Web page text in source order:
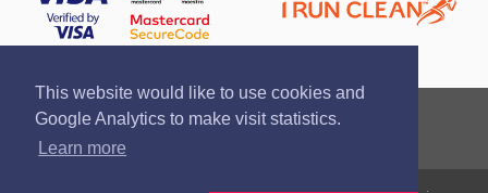
This website would like to use cookies and
Google Analytics to make visit statistics.
Learn more
Ziņo par pārkāpumu
Privātuma politika
Pirkšanas un atgriešanas noteikumi